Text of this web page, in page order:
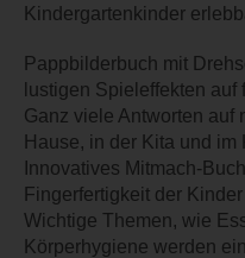
Kindergartenkinder
Pappbilderbuch mit
lustigen Spieleffekten auf
Ganz viele Antworten auf
Hause, in der Kita und im
Innovatives Mitmach-
Fingerfertigkeit der
Wichtige Themen, wie
Körperhygiene werden